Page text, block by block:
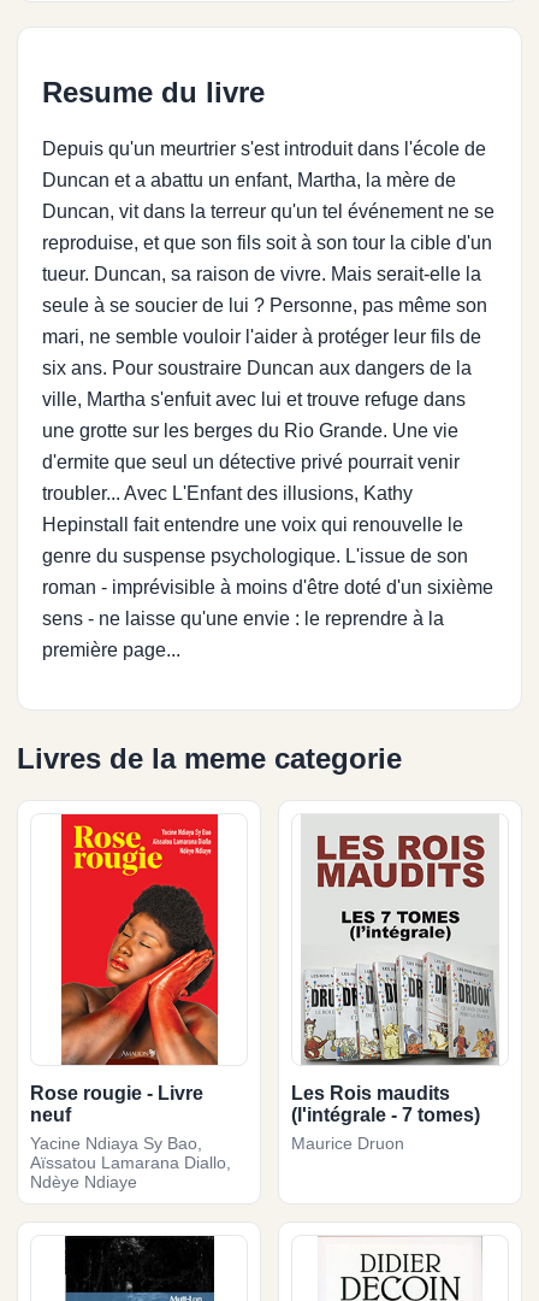
Resume du livre
Depuis qu'un meurtrier s'est introduit dans l'école de
Duncan et a abattu un enfant, Martha, la mère de
Duncan, vit dans la terreur qu'un tel événement ne se
reproduise, et que son fils soit à son tour la cible d'un
tueur. Duncan, sa raison de vivre. Mais serait-elle la
seule à se soucier de lui ? Personne, pas même son
mari, ne semble vouloir l'aider à protéger leur fils de
six ans. Pour soustraire Duncan aux dangers de la
ville, Martha s'enfuit avec lui et trouve refuge dans
une grotte sur les berges du Rio Grande. Une vie
d'ermite que seul un détective privé pourrait venir
troubler... Avec L'Enfant des illusions, Kathy
Hepinstall fait entendre une voix qui renouvelle le
genre du suspense psychologique. L'issue de son
roman - imprévisible à moins d'être doté d'un sixième
sens - ne laisse qu'une envie : le reprendre à la
première page...
Livres de la meme categorie
Rose rougie - Livre
neuf
Yacine Ndiaya Sy Bao,
Aïssatou Lamarana Diallo,
Ndèye Ndiaye
Les Rois maudits
(l'intégrale - 7 tomes)
Maurice Druon